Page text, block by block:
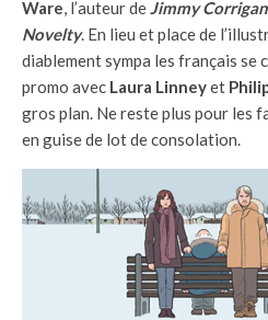
Ware, l’auteur deJimmy Corrigan
Novelty. En lieu et place de
diablement sympa les français se
promo avec Laura Linneyet
gros plan. Ne reste plus pour les
en guise de lot de consolation.